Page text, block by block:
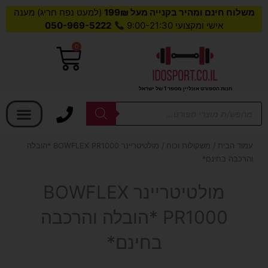
משלוח חינם ומהיר בקנייה מעל 199₪
(למעט נפח חריג) מענה
אישי ומקצועי 9:00-21:30
050-969-5222
חנות הספורט אונליין מספר 1 של ישראל
0
עגלת
Products
עמוד הבית / משקולות וכוח
/ מולטיטריינר BOWFLEX PR1000 *הובלה
והרכבה בחינם*
מולטיטריינר BOWFLEX
PR1000 *הובלה והרכבה
בחינם*